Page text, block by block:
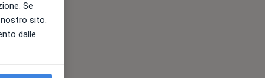
Se
sito.
dalle